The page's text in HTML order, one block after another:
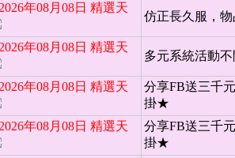
年08月08日 精選天
仿正長久服，
年08月08日 精選天
多元系統活動
年08月08日 精選天
分享FB送三千
掛★
年08月08日 精選天
分享FB送三千
掛★